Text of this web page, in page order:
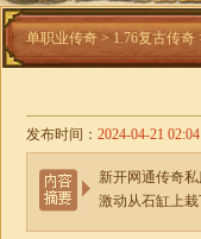
单职业传奇 > 1.76复古传奇
发布时间： 2024-04-21 02:04
新开网通传奇
激动从石缸上